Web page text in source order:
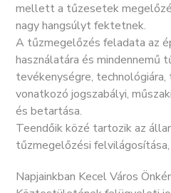
mellett a tűzesetek
nagy hangsúlyt fektetnek.
A tűzmegelőzés feladata az
használatára és mindennemű
tevékenységre, technológiára,
vonatkozó jogszabályi,
és betartása.
Teendőik közé tartozik az
tűzmegelőzési
Napjainkban Kecel Város